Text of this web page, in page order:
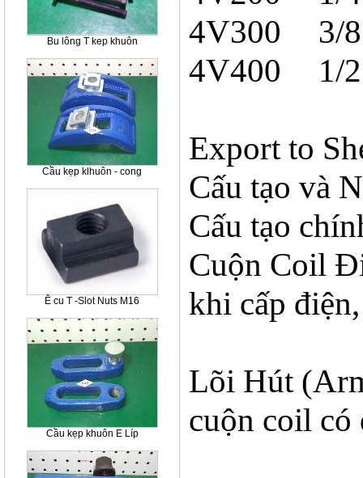
Bu lông T kep khuôn
Cầu kẹp klhuôn - cong
Ê cu T -Slot Nuts M16
Cầu kẹp khuôn E Líp
4V300
3/
4V400
1/
Export to
Cấu tạo và
Cấu tạo
Cuộn Coil
khi cấp
Lõi Hút
cuộn coil có